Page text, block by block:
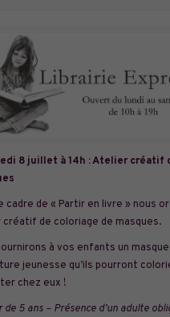
8 juillet à 14h : Atelier créatif
cadre de « Partir en livre » nous
de coloriage de masques.
à vos enfants un masque
jeunesse qu’ils pourront
chez eux !
de 5 ans – Présence d’un adulte